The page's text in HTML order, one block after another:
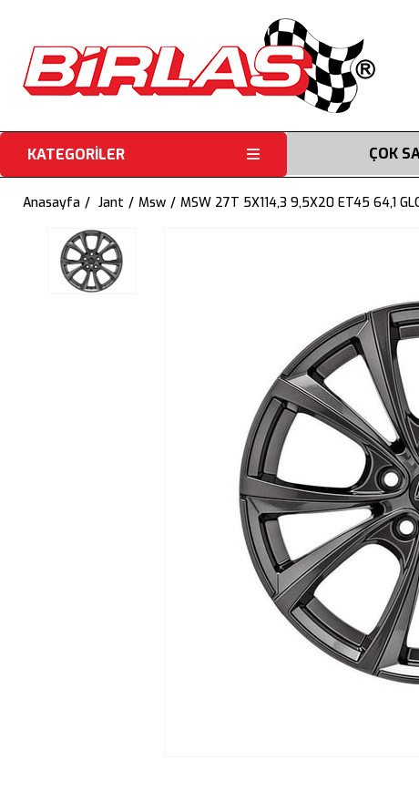
KATEGORİLER ÇOK
Anasayfa Jant Msw MSW 27T 5X114,3 9,5X20 ET45 64,1